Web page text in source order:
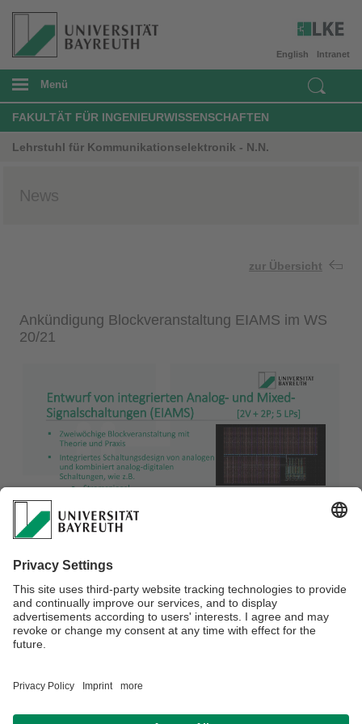
Intranet
English
Menü
FAKULTÄT FÜR INGENIEURWISSENSCHAFTEN
Lehrstuhl für Kommunikationselektronik - N.N.
News
zur Übersicht
Ankündigung Blockveranstaltung EIAMS im WS
20/21
[Text eingeben]